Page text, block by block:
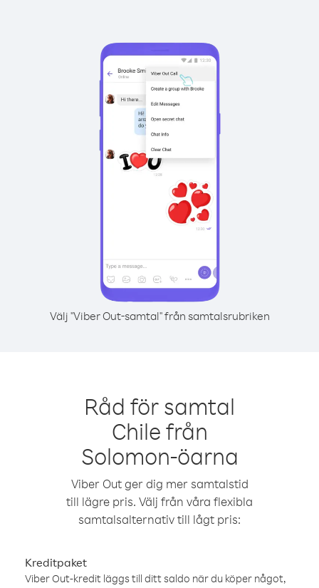
Välj "Viber Out-samtal" från samtalsrubriken
Råd för samtal
Chile från
Solomon-öarna
Viber Out ger dig mer samtalstid
till lägre pris. Välj från våra flexibla
samtalsalternativ till lågt pris:
Kreditpaket
Viber Out-kredit läggs till ditt saldo när du köper något,